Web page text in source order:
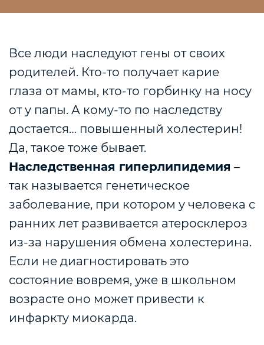
Все люди наследуют гены от своих
родителей. Кто-то получает карие
глаза от мамы, кто-то горбинку на носу
от у папы. А кому-то по наследству
достается… повышенный холестерин!
Да, такое тоже бывает.
Наследственная гиперлипидемия –
так называется генетическое
заболевание, при котором у человека с
ранних лет развивается атеросклероз
из-за нарушения обмена холестерина.
Если не диагностировать это
состояние вовремя, уже в школьном
возрасте оно может привести к
инфаркту миокарда.